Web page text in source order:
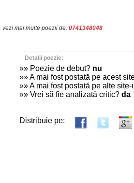
vezi mai multe poezii de: 0741348048
Detalii poezie:
»» Poezie de debut? nu
»» A mai fost postată pe acest
»» A mai fost postată pe alte site-
»» Vrei să fie analizată critic? da
Distribuie pe: